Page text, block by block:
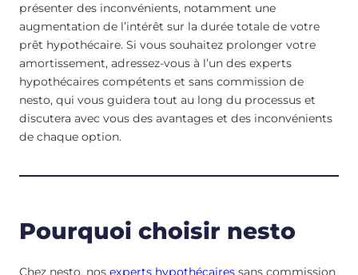
présenter des inconvénients, notamment une
augmentation de l’intérêt sur la durée totale de votre
prêt hypothécaire. Si vous souhaitez prolonger votre
amortissement, adressez-vous à l’un des experts
hypothécaires compétents et sans commission de
nesto, qui vous guidera tout au long du processus et
discutera avec vous des avantages et des inconvénients
de chaque option.
Pourquoi choisir nesto
Chez nesto, nos experts hypothécaires sans commission